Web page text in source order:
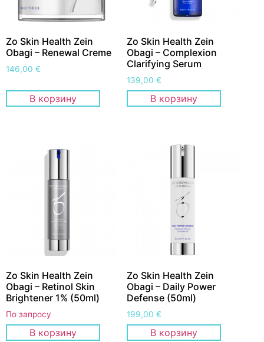
Zo Skin Health Zein
Obagi – Renewal Creme
146,00 €
В корзину
Zo Skin Health Zein
Obagi – Complexion
Clarifying Serum
139,00€
В корзину
Zo Skin Health Zein
Obagi – Retinol Skin
Brightener 1% (50ml)
По запросу
В корзину
Zo Skin Health Zein
Obagi – Daily Power
Defense (50ml)
199,00€
В корзину